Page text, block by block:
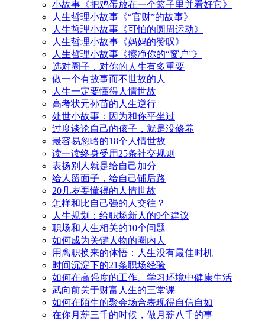
小故事《把鸡蛋放在一个篮子里并看好它》
人生哲理小故事《“官财”的故事》
人生哲理小故事《可怕的圆周运动》
人生哲理小故事《妈妈的赞叹》
人生哲理小故事《擦净你的“窗户”》
选对圈子，对你的人生有多重要
做一个有故事而不世故的人
人生一定要懂得人情世故
高考状元孙苗的人生逆行
处世小故事：因为和你平坐过
过度谈论自己的孩子，就是没修养
最容易忽略的18个人情世故
读一读终身受用25条社交规则
表扬别人就是给自己加分
给人留面子，给自己铺后路
20几岁要懂得的人情世故
怎样和比自己强的人交往？
人生规划：给职场新人的9个建议
职场和人生相关的10个问题
如何成为关键人物的圈内人
用离职换来的体悟：人生没有最佳时机
时间沉淀下的21条职场经验
如何在高强度的工作、学习环境中健康生活
武向前关于财富人生的三堂课
如何在陌生的聚会场合表现得自信自如
在你月薪三千的时候，做月薪八千的事